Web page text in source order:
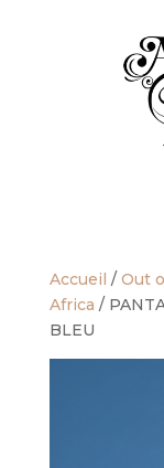
Accueil / Out
Africa /
BLEU